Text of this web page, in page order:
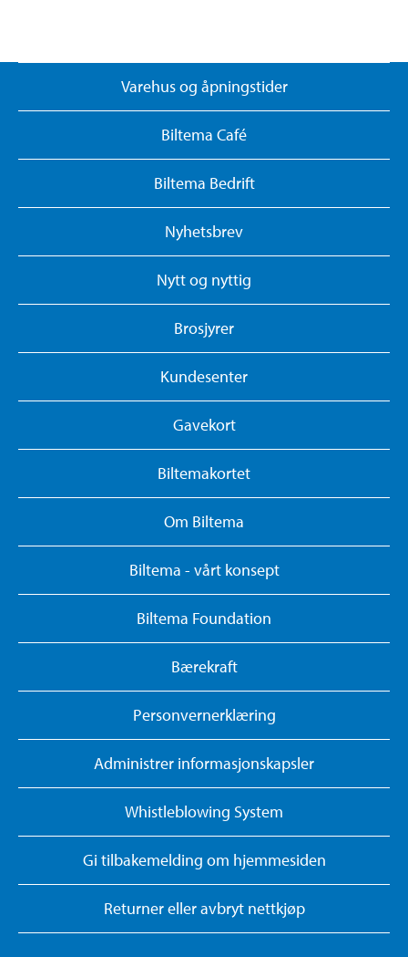
Varehus og åpningstider
Biltema Café
Biltema Bedrift
Nyhetsbrev
Nytt og nyttig
Brosjyrer
Kundesenter
Gavekort
Biltemakortet
Om Biltema
Biltema - vårt konsept
Biltema Foundation
Bærekraft
Personvernerklæring
Administrer informasjonskapsler
Whistleblowing System
Gi tilbakemelding om hjemmesiden
Returner eller avbryt nettkjøp